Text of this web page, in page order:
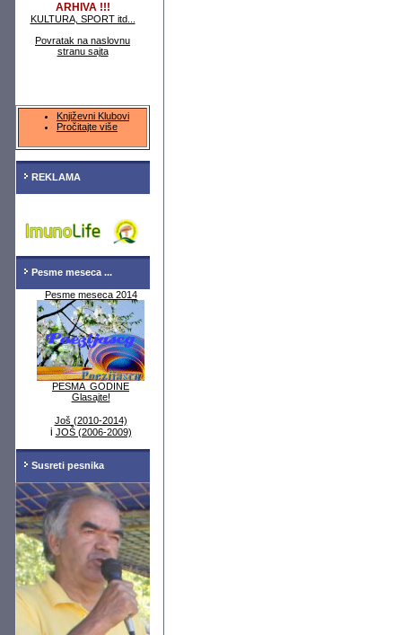
ARHIVA !!!
KULTURA, SPORT itd...
Povratak na naslovnu
stranu sajta
Književni Klubovi
Pročitajte više
REKLAMA
Pesme meseca ...
Pesme meseca 2014
PESMA GODINE
Glasajte!
Još (2010-2014)
i JOŠ (2006-2009)
Susreti pesnika